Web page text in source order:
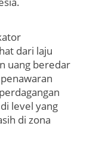
dari laju
uang beredar
level yang
di zona